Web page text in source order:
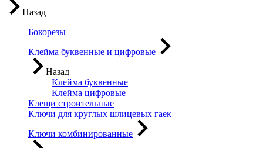
Назад
Бокорезы
Клейма буквенные и цифровые
Назад
Клейма буквенные
Клейма цифровые
Клещи строительные
Ключи для круглых шлицевых гаек
Ключи комбинированные